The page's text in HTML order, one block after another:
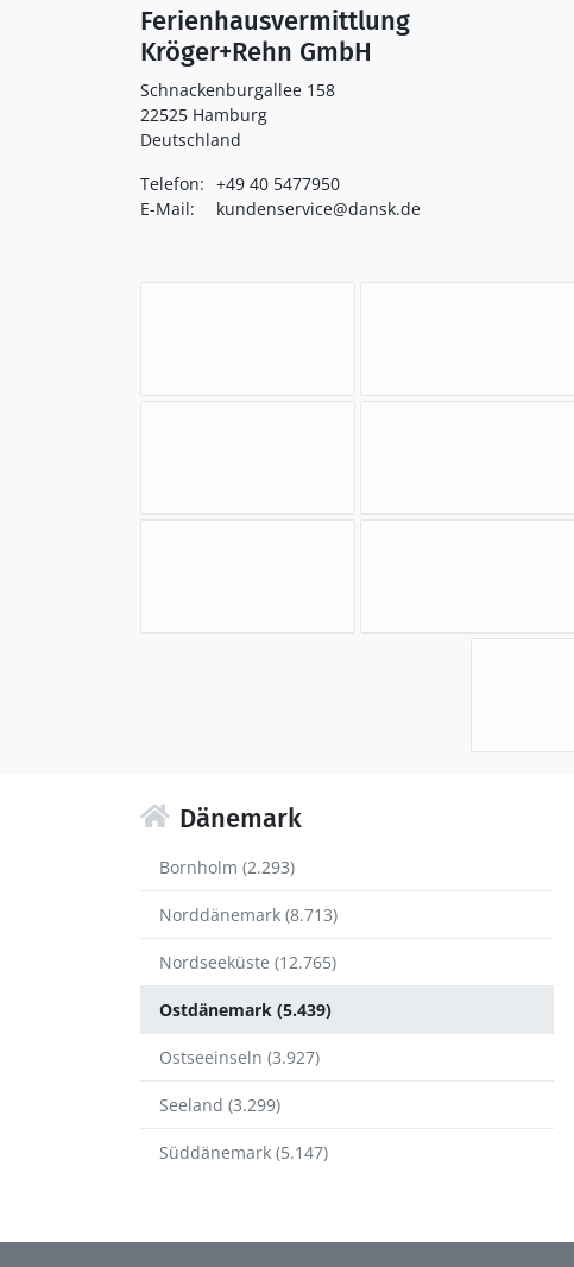
Ferienhausvermittlung
Kröger+Rehn GmbH
Schnackenburgallee 158
22525 Hamburg
Deutschland
Telefon: +49 40 5477950
E-Mail:
kundenservice@dansk.de
Dänemark
Bornholm (2.293)
Norddänemark (8.713)
Nordseeküste (12.765)
Ostdänemark (5.439)
Ostseeinseln (3.927)
Seeland (3.299)
Süddänemark (5.147)